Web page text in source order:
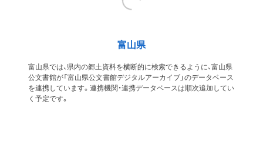
富山県
富山県では、県内の郷土資料を横断的に検索できるように、富山県
公文書館が「富山県公文書館デジタルアーカイブ」のデータベース
を連携しています。連携機関・連携データベースは順次追加してい
く予定です。